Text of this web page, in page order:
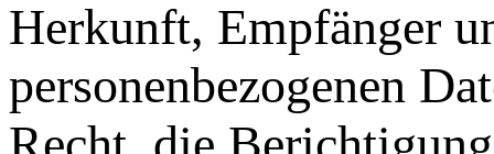
Herkunft, Empfänger
personenbezogenen